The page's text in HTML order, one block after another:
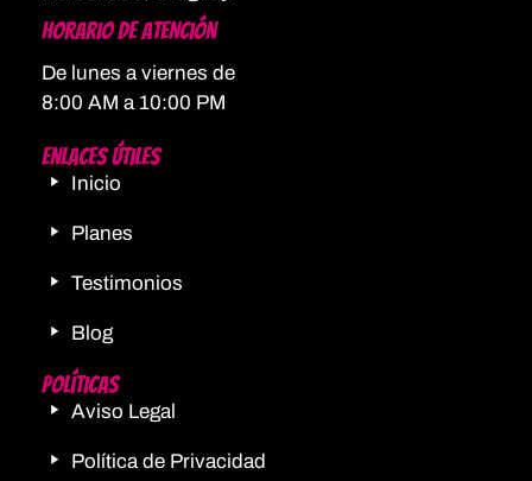
Enlaces Útiles
Inicio
Planes
Testimonios
Blog
Políticas
Aviso Legal
Política de Privacidad
Horario De Atención
De lunes a viernes de
8:00 AM a 10:00 PM